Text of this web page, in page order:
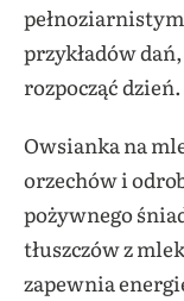
przykładów
rozpocząć dzień.
Owsianka na
orzechów i
pożywnego
tłuszczów z
zapewnia